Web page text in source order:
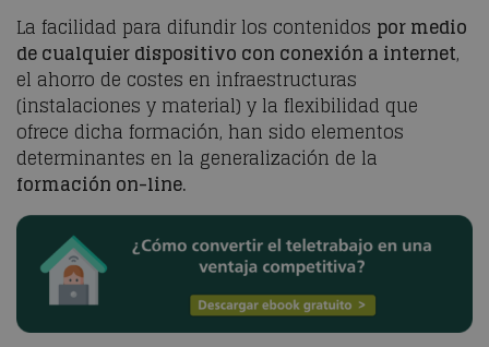
La facilidad para difundir los contenidos por medio
de cualquier dispositivo con conexión a internet,
el ahorro de costes en infraestructuras
(instalaciones y material) y la flexibilidad que
ofrece dicha formación, han sido elementos
determinantes en la generalización de la
formación on-line.